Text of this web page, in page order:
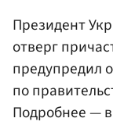
Президент
отверг
предупредил
по
Подробнее —